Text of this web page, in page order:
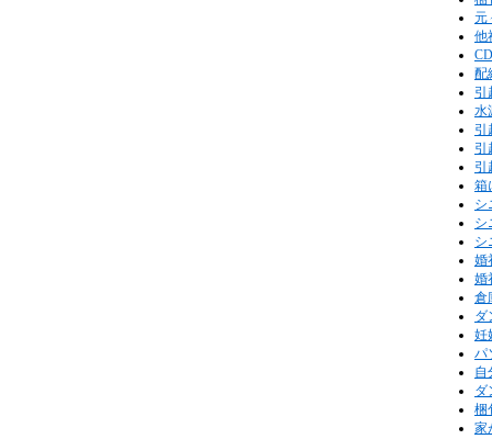
元
他
配
引
水
引
引
引
箱
シ
シ
シ
婚
婚
倉
ダ
妊
パ
自
ダ
梱
家